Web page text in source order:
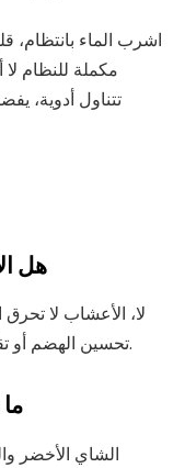
اشرب الماء بانتظام،
مكملة للنظام
تتناول أدوية،
هل
لا، الأعشاب لا
تحسين الهضم أو تقليل الشهية أو دعم النشاط بشكل بسيط.
الشاي الأخضر